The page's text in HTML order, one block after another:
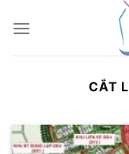
qua
CẮT